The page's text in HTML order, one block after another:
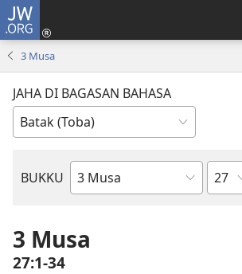
JW.ORG
3 Musa
JAHA DI BAGASAN BAHASA
BUKKU
Bukku
Bindu
3 Musa
27:1-34